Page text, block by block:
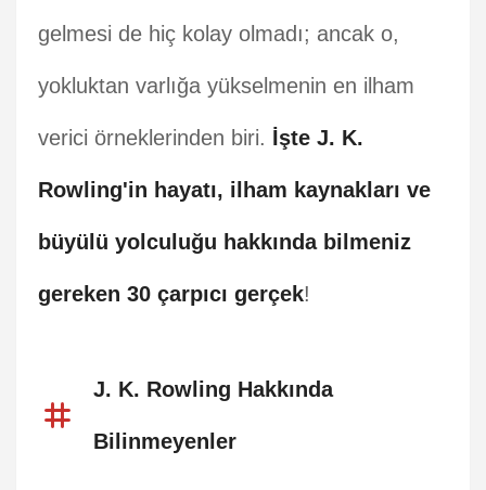
gelmesi de hiç kolay olmadı; ancak o,
yokluktan varlığa yükselmenin en ilham
verici örneklerinden biri. İşte J. K.
Rowling'in hayatı, ilham kaynakları ve
büyülü yolculuğu hakkında bilmeniz
gereken 30 çarpıcı gerçek!
J. K. Rowling Hakkında
Bilinmeyenler